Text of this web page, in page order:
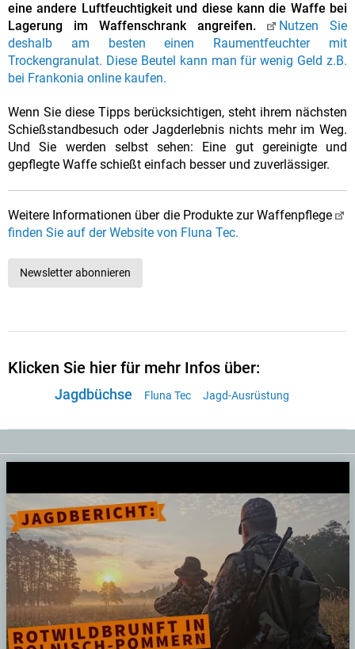
eine andere Luftfeuchtigkeit und diese kann die Waffe bei
Lagerung im Waffenschrank angreifen.
Nutzen Sie
deshalb am besten einen Raumentfeuchter mit
Trockengranulat. Diese Beutel kann man für wenig Geld z.B.
bei Frankonia online kaufen.
Wenn Sie diese Tipps berücksichtigen, steht ihrem nächsten
Schießstandbesuch oder Jagderlebnis nichts mehr im Weg.
Und Sie werden selbst sehen: Eine gut gereinigte und
gepflegte Waffe schießt einfach besser und zuverlässiger.
Weitere Informationen über die Produkte zur Waffenpflege
finden Sie auf der Website von Fluna Tec.
Newsletter abonnieren
Klicken Sie hier für mehr Infos über:
Jagdbüchse Fluna Tec Jagd-Ausrüstung